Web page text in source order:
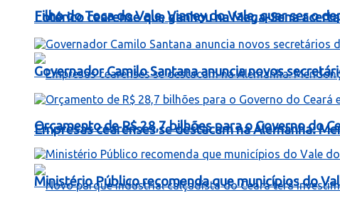
Lotérico cearense que ganhou na Mega-Sena
Empresas cearenses se destacam na Alemanha:
Filho do Toca do Vale, Vianey do Vale, quer ser o
Governador Camilo Santana anuncia novos
Orçamento de R$ 28,7 bilhões para o Governo do
Ministério Público recomenda que municípios do